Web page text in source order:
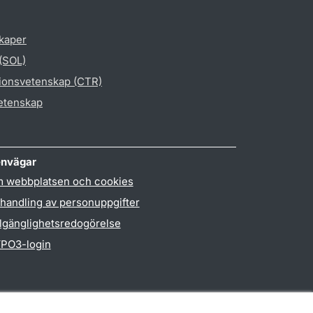
(CTR)
webbplatsen och cookies
av personuppgifter
login